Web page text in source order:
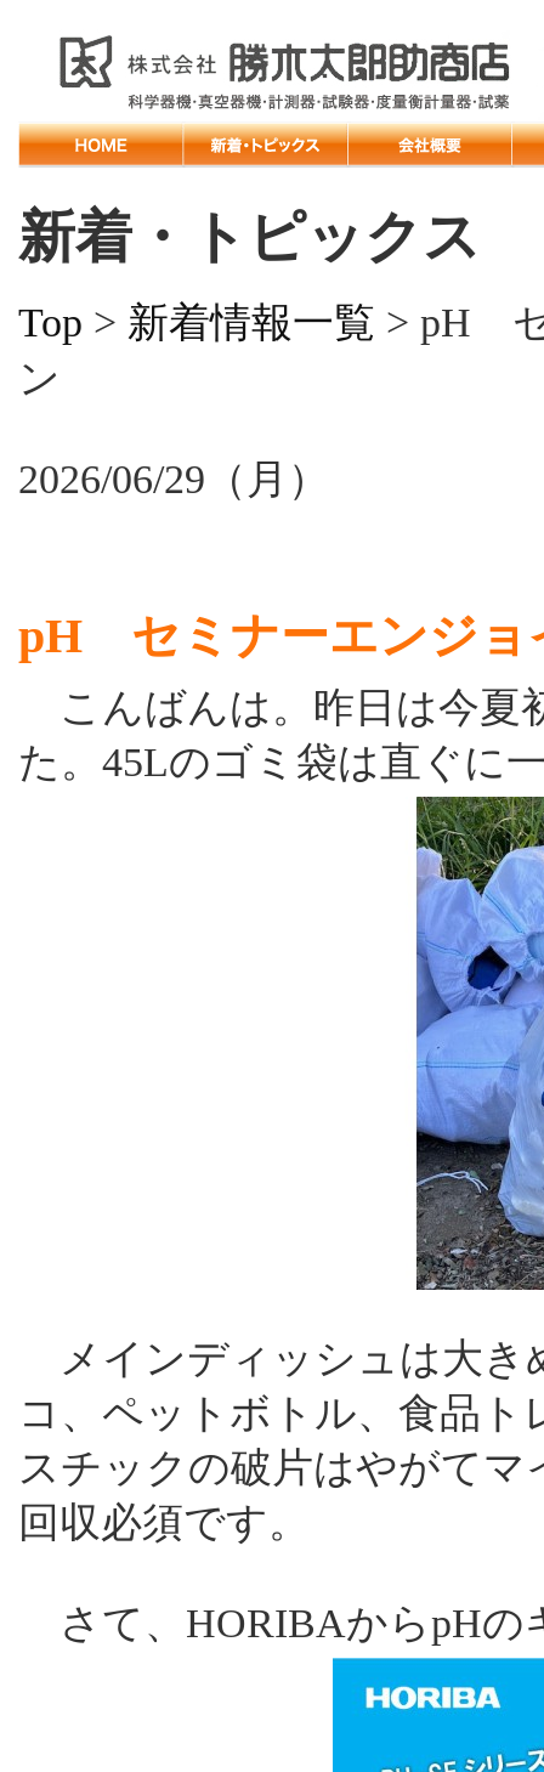
新着・トピックス
Top > 新着情報一覧 > pH
ン
2026/06/29（月）
pH セミナーエンジ
こんばんは。昨日は今夏
た。45Lのゴミ袋は直ぐに
メインディッシュは大き
コ、ペットボトル、食品
スチックの破片はやがて
回収必須です。
さて、HORIBAからpHの